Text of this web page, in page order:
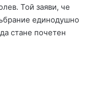
Той заяви, че
единодушно
стане почетен